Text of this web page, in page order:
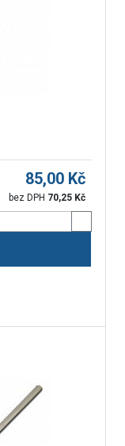
85,00 Kč
bez DPH 70,25 Kč